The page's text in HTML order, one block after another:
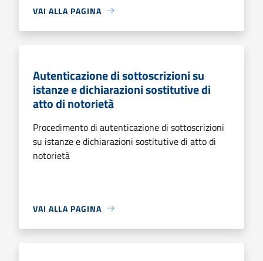
VAI ALLA PAGINA
Autenticazione di sottoscrizioni su
istanze e dichiarazioni sostitutive di
atto di notorietà
Procedimento di autenticazione di sottoscrizioni
su istanze e dichiarazioni sostitutive di atto di
notorietà
VAI ALLA PAGINA